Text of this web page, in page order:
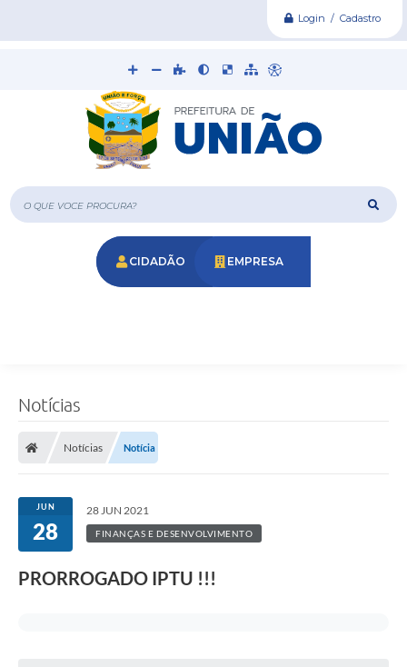
Login / Cadastro
O que voce procura?
CIDADÃO EMPRESA
Notícias
Notícias Notícia
JUN
28
28 JUN 2021
FINANÇAS E DESENVOLVIMENTO
PRORROGADO IPTU !!!